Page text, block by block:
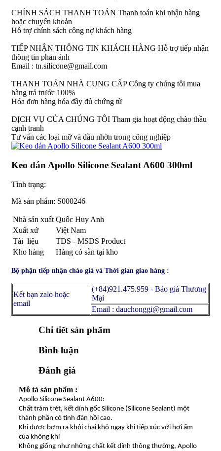
CHÍNH SÁCH THANH TOÁN Thanh toán khi nhận hàng
hoặc chuyển khoản
Hỗ trợ chính sách công nợ khách hàng
TIẾP NHẬN THÔNG TIN KHÁCH HÀNG Hỗ trợ tiếp nhận
thông tin phản ánh
Email : tn.silicone@gmail.com
THANH TOÁN NHÀ CUNG CẤP Công ty chúng tôi mua
hàng trả trước 100%
Hóa đơn hàng hóa đầy đủ chứng từ
DỊCH VỤ CỦA CHÚNG TÔI Tham gia hoạt động chào thầu
cạnh tranh
Tư vấn các loại mỡ và dầu nhờn trong công nghiệp
Keo dán Apollo Silicone Sealant A600 300ml
Tình trạng:
Mã sản phẩm: S000246
Nhà sản xuất Quốc Huy Anh
Xuất xứ
Việt Nam
Tài liệu
TDS - MSDS Product
Kho hàng
Hàng có sẵn tại kho
Bộ phận tiếp nhận chào giá và Thời gian giao hàng :
Kết bạn zalo hoặc
email
(+84)921.475.959 - Báo giá Thương
Mại
Email : dauchonggi@gmail.com
Chi tiết sản phẩm
Bình luận
Đánh giá
Mô tả sản phẩm :
Apollo Silicone Sealant A600:
Chất trám trét, kết dính gốc Silicone (Silicone Sealant) một
thành phần có tính đàn hồi cao.
Khi được bơm ra khỏi chai khô ngay khi tiếp xúc với hơi ẩm
của không khí
Không giống như những chất kết dính thông thường, Apollo